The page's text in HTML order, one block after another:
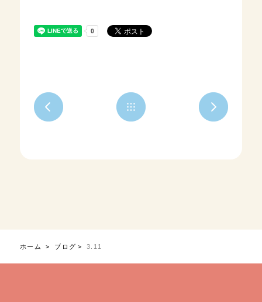
ホーム ブログ 3.11